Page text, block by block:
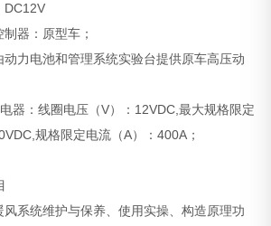
DC12V
器：原型车；
力电池和管理系统实验台提供原车高压动
器：线圈电压（V）：12VDC,最大规格限定
规格限定电流（A）：400A；
系统维护与保养、使用实操、构造原理功